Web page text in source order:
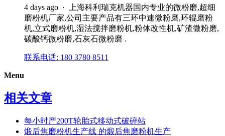
4 days ago · 上海科利瑞克机器国内专业的微粉磨,超细
磨粉机厂家,公司主要产品有三环中速微粉磨,环辊磨粉
机,立式磨粉机,湿法搅拌磨粉机,粉体改性机,矿渣微粉磨,
碳酸钙微粉磨,石灰石微粉磨 .
联系电话: 180 3780 8511
Menu
相关文章
每小时产200T轮胎式移动式破碎站
煅后焦磨粉机生产线 的煅后焦磨粉机生产